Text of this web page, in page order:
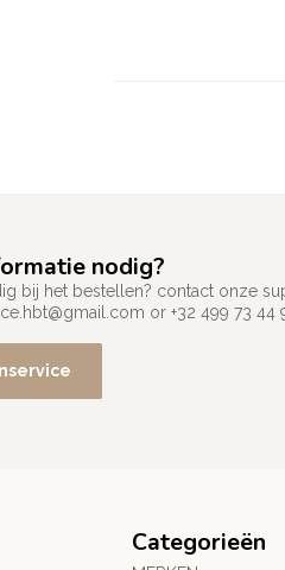
nodig?
bij het bestellen? contact onze
or +32 499 73 44
Categorieën